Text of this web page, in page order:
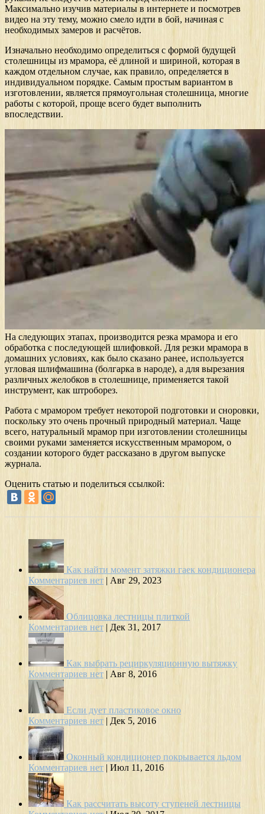
Максимально изучив материалы в интернете и посмотрев
видео на эту тему, можно смело идти в бой, начиная с
необходимых замеров и расчётов.
Изначально необходимо определиться с формой будущей
столешницы из мрамора, её длиной и шириной, которая в
каждом отдельном случае, как правило, определяется в
индивидуальном порядке. Самым простым вариантом в
изготовлении, является прямоугольная столешница, многие
работы с которой, проще всего будет выполнить
впоследствии.
На следующих этапах, производится резка мрамора и его
обработка с последующей шлифовкой. Для резки мрамора в
домашних условиях, как было сказано ранее, используется
угловая шлифмашина (болгарка в народе), а для вырезания
различных желобков в столешнице, применяется такой
инструмент, как штроборез.
Работа с мрамором требует некоторой подготовки и сноровки,
поскольку это очень прочный природный материал. Чаще
всего, натуральный мрамор при изготовлении столешницы
своими руками заменяется искусственным мрамором, о
создании которого будет рассказано в другом выпуске
журнала.
Оценить статью и поделиться ссылкой:
Как найти момент затяжки гаек кондиционера
Комментариев нет | Авг 29, 2023
Облицовка лестницы плиткой
Комментариев нет | Дек 31, 2017
Как выбрать рециркуляционную вытяжку
Комментариев нет | Авг 8, 2016
Если дует пластиковое окно
Комментариев нет | Дек 5, 2016
Оконный кондиционер покрывается льдом
Комментариев нет | Июл 11, 2016
Как рассчитать высоту ступеней лестницы